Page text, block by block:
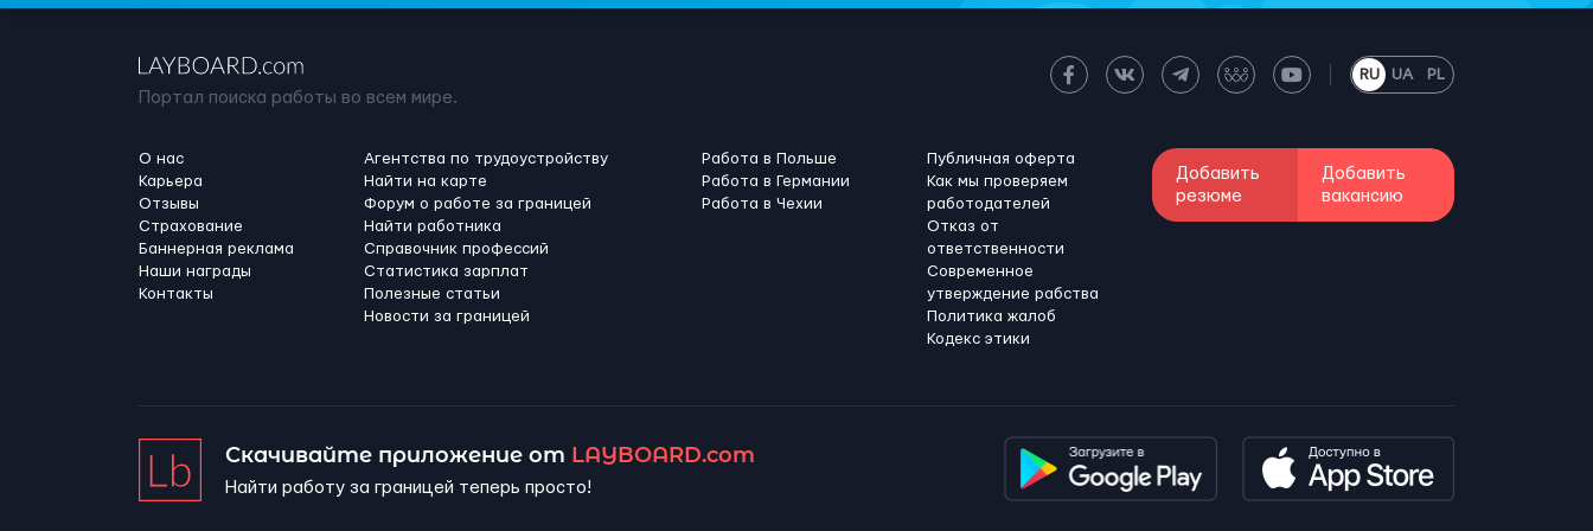
Портал поиска работы во всем мире.
RU UA PL
О нас
Карьера
Отзывы
Страхование
Баннерная реклама
Наши награды
Контакты
Агентства по трудоустройству
Найти на карте
Форум о работе за границей
Найти работника
Справочник профессий
Статистика зарплат
Полезные статьи
Новости за границей
Работа в Польше
Работа в Германии
Работа в Чехии
Публичная оферта
Как мы проверяем
работодателей
Отказ от
ответственности
Современное
утверждение рабства
Политика жалоб
Кодекс этики
Добавить
резюме
Добавить
вакансию
Скачивайте приложение от LAYBOARD.com
Найти работу за границей теперь просто!